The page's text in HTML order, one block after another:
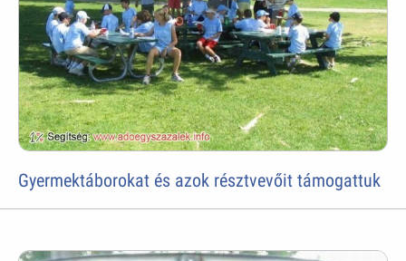
Gyermektáborokat és azok résztvevőit támogattuk